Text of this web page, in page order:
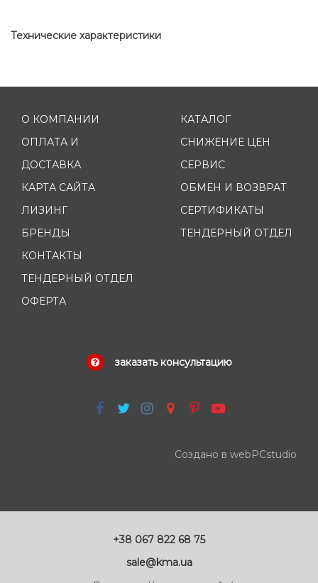
Технические характеристики
О КОМПАНИИ
ОПЛАТА И
ДОСТАВКА
КАРТА САЙТА
ЛИЗИНГ
БРЕНДЫ
КОНТАКТЫ
ТЕНДЕРНЫЙ ОТДЕЛ
ОФЕРТА
КАТАЛОГ
СНИЖЕНИЕ ЦЕН
СЕРВИС
ОБМЕН И ВОЗВРАТ
СЕРТИФИКАТЫ
ТЕНДЕРНЫЙ ОТДЕЛ
заказать консультацию
Создано в webPCstudio
+38 067 822 68 75
sale@kma.ua